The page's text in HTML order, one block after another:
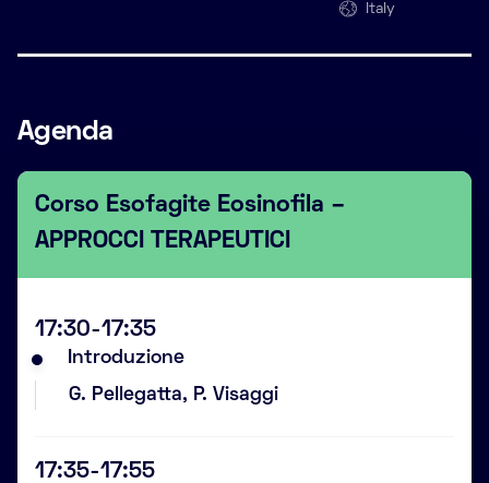
Italy
Agenda
Corso Esofagite Eosinofila –
APPROCCI TERAPEUTICI
17:30-17:35
Introduzione
G. Pellegatta, P. Visaggi
17:35-17:55